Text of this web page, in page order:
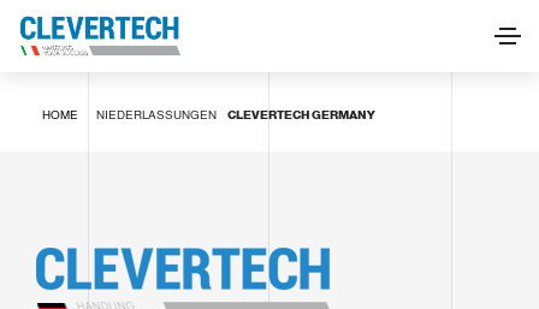
HOME NIEDERLASSUNGEN CLEVERTECH GERMANY